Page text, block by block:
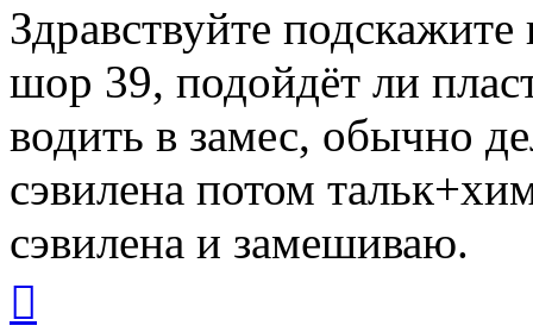
Здравствуйте
шор 39, подойдёт ли
водить в замес, обычно
сэвилена потом
сэвилена и замешиваю.
началу